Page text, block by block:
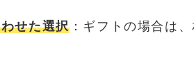
せた選択：ギフトの場合は